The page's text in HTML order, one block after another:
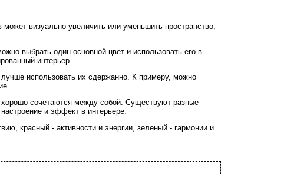
визуально увеличить или уменьшить пространство,
выбрать один основной цвет и использовать его в
интерьер.
использовать их сдержанно. К примеру, можно
сочетаются между собой. Существуют разные
и эффект в интерьере.
красный - активности и энергии, зеленый - гармонии и